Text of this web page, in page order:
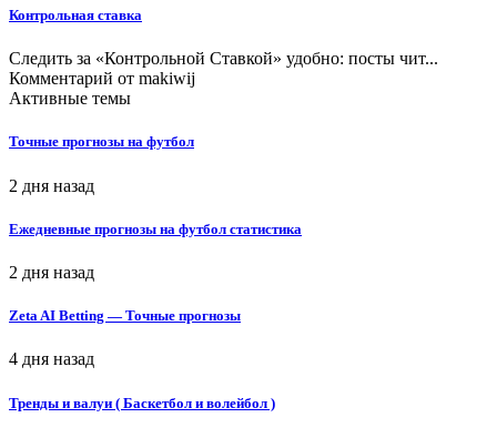
Контрольная ставка
Следить за «Контрольной Ставкой» удобно: посты чит...
Комментарий от makiwij
Активные темы
Точные прогнозы на футбол
2 дня назад
Ежедневные прогнозы на футбол статистика
2 дня назад
Zeta AI Betting — Точные прогнозы
4 дня назад
Тренды и валуи ( Баскетбол и волейбол )